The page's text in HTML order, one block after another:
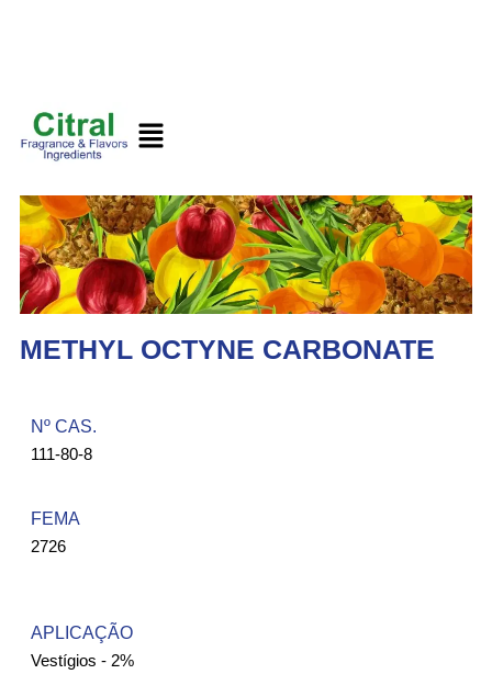
METHYL OCTYNE CARBONATE
Nº CAS.​
111-80-8
FEMA ​
2726
APLICAÇÃO
Vestígios - 2%